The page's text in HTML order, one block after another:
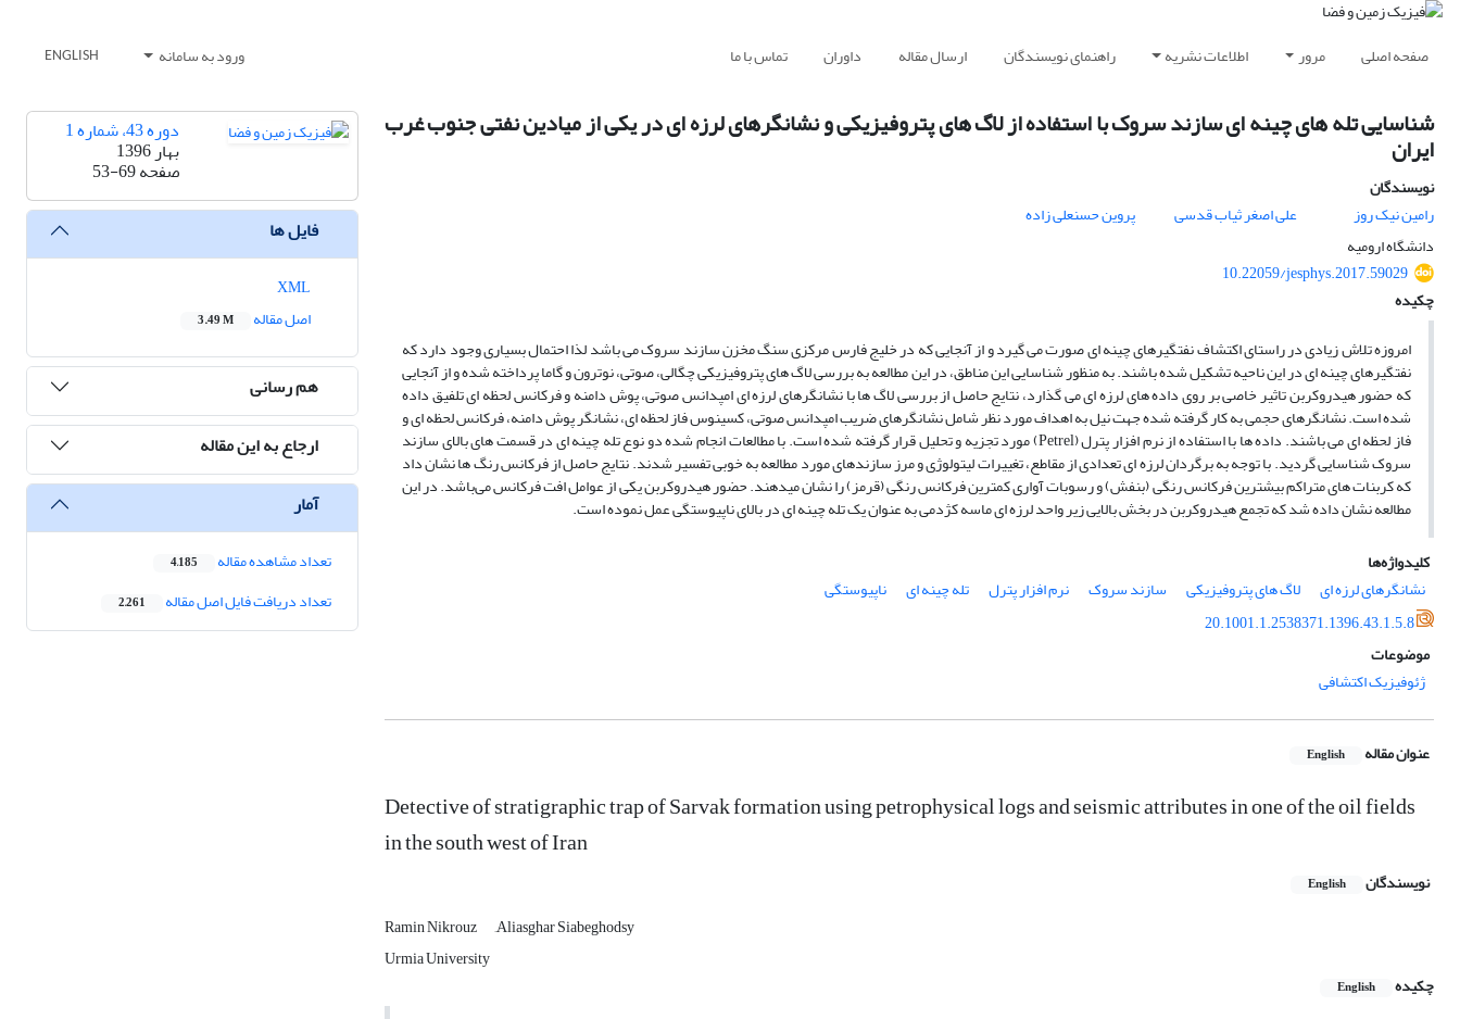
صفحه اصلی مرور اطلاعات نشریه راهنمای نویسندگان ارسال مقاله داوران تماس با ما ورود به سامانه ENGLISH
شناسایی تله های چینه ای سازند سروک با استفاده از لاگ های پتروفیزیکی و نشانگرهای لرزه ای در یکی از میادین نفتی جنوب غرب
ایران
نویسندگان
رامین نیک روز
علی اصغر ثیاب قدسی
پروین حسنعلی زاده
دانشگاه ارومیه
10.22059/jesphys.2017.59029
چکیده
امروزه تلاش زیادی در راستای اکتشاف نفتگیرهای چینه ای صورت می گیرد و از آنجایی که در خلیج فارس مرکزی سنگ مخزن سازند سروک می باشد لذا احتمال بسیاری وجود دارد که
نفتگیرهای چینه ای در این ناحیه تشکیل شده باشند. به منظور شناسایی این مناطق، در این مطالعه به بررسی لاگ های پتروفیزیکی چگالی، صوتی، نوترون و گاما پرداخته شده و از آنجایی
که حضور هیدروکربن تاثیر خاصی بر روی داده های لرزه ای می گذارد، نتایج حاصل از بررسی لاگ ها با نشانگرهای لرزه ای امپدانس صوتی، پوش دامنه و فرکانس لحظه ای تلفیق داده
شده است. نشانگرهای حجمی به کار گرفته شده جهت نیل به اهداف مورد نظر شامل نشانگرهای ضریب امپدانس صوتی، کسینوس فاز لحظه ای، نشانگر پوش دامنه، فرکانس لحظه ای و
فاز لحظه ای می باشند. داده ها با استفاده از نرم افزار پترل (Petrel) مورد تجزیه و تحلیل قرار گرفته شده است. با مطالعات انجام شده دو نوع تله چینه ای در قسمت های بالای سازند
سروک شناسایی گردید. با توجه به برگردان لرزه ای تعدادی از مقاطع، تغییرات لیتولوژی و مرز سازندهای مورد مطالعه به خوبی تفسیر شدند. نتایج حاصل از فرکانس رنگ ها نشان داد
که کربنات های متراکم بیشترین فرکانس رنگی (بنفش) و رسوبات آواری کمترین فرکانس رنگی (قرمز) را نشان میدهند. حضور هیدروکربن یکی از عوامل افت فرکانس می‌باشد. در این
مطالعه نشان داده شد که تجمع هیدروکربن در بخش بالایی زیر واحد لرزه ای ماسه کژدمی به عنوان یک تله چینه ای در بالای ناپیوستگی عمل نموده است.
کلیدواژه‌ها
نشانگرهای لرزه ای
لاگ های پتروفیزیکی سازند سروک نرم افزار پترل تله چینه ای
ناپیوستگی
20.1001.1.2538371.1396.43.1.5.8
موضوعات
ژئوفیزیک اکتشافی
عنوان مقاله English
Detective of stratigraphic trap of Sarvak formation using petrophysical logs and seismic attributes in one of the oil fields
in the south west of Iran
نویسندگان English
Ramin Nikrouz
َAliasghar Siabeghodsy
Urmia University
چکیده
English
دوره 43، شماره 1
بهار 1396
صفحه53-69
فایل ها
اصل مقاله
3.49 M
هم رسانی
ارجاع به این مقاله
آمار
تعداد مشاهده مقاله 4,185
تعداد دریافت فایل اصل مقاله 2,261